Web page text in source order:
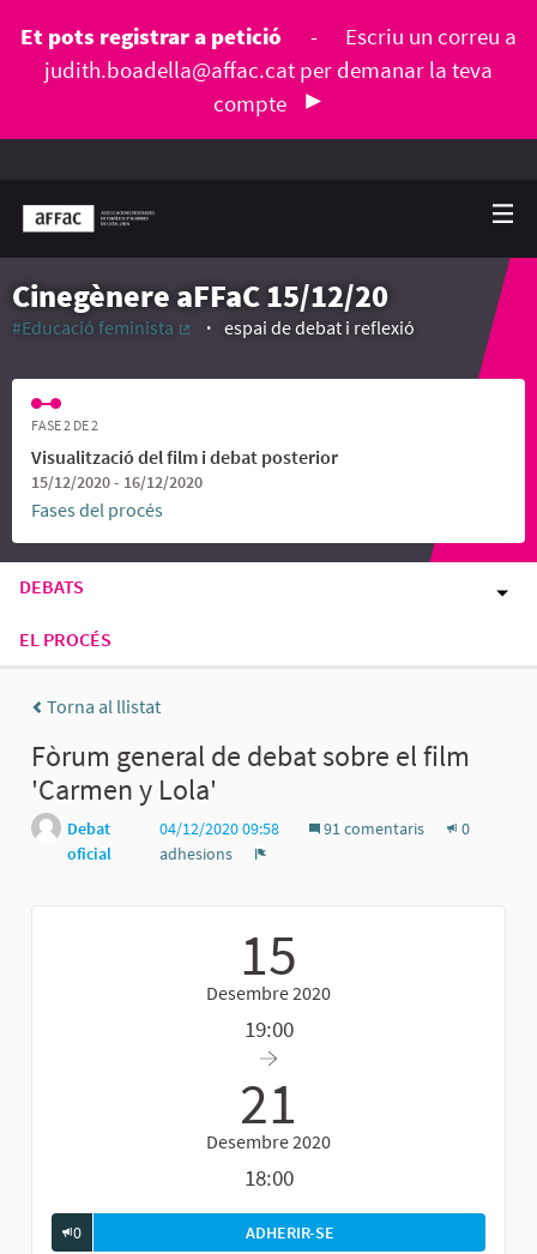
Et pots registrar a petició -
Escriu un correu a
judith.boadella@affac.cat per demanar la teva
compte
Cinegènere aFFaC 15/12/20
#Educació feminista
espai de debat i reflexió
FASE 2 DE 2
Visualització del film i debat posterior
15/12/2020 - 16/12/2020
Fases del procés
DEBATS
EL PROCÉS
Torna al llistat
Fòrum general de debat sobre el film
'Carmen y Lola'
Debat
oficial
04/12/2020 09:58 91 comentaris
0
adhesions
15
Desembre 2020
19:00
21
Desembre 2020
18:00
0 ADHERIR-SE